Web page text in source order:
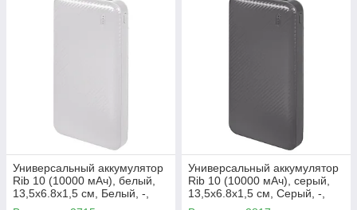
Универсальный аккумулятор
Rib 10 (10000 мАч), белый,
13,5х6.8х1,5 см, Белый, -,
37170 01
Универсальный аккумулятор
Rib 10 (10000 мАч), серый,
13,5х6.8х1,5 см, Серый, -,
37170 29